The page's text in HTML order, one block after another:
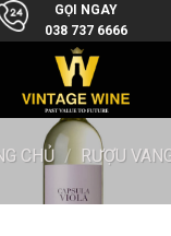
GỌI NGAY
038 737 6666
CHỦ / RƯỢU